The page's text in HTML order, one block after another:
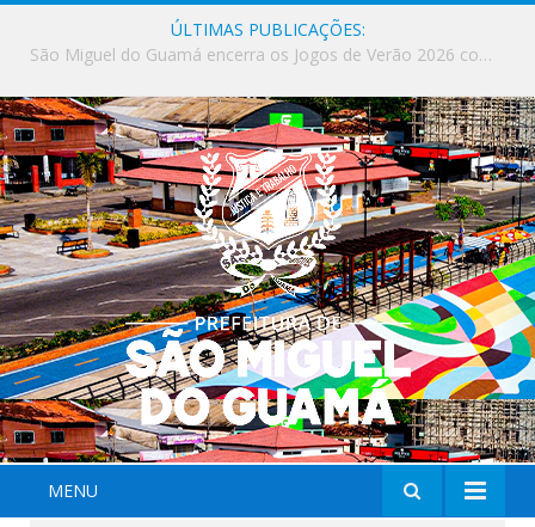
ÚLTIMAS PUBLICAÇÕES:
Milhares de fiéis tomam as ruas de São Miguel do Guamá em uma grande celebração de fé na Marcha para Jesus 2026.
MENU